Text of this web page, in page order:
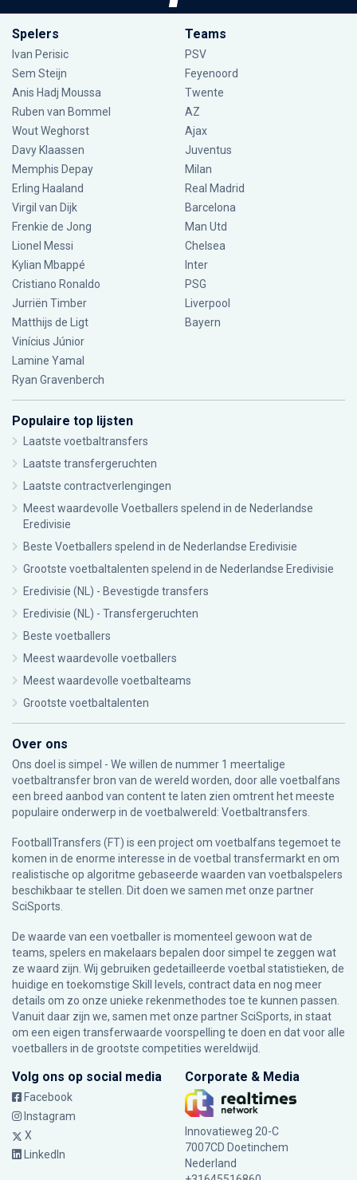
Spelers
Ivan Perisic
Sem Steijn
Anis Hadj Moussa
Ruben van Bommel
Wout Weghorst
Davy Klaassen
Memphis Depay
Erling Haaland
Virgil van Dijk
Frenkie de Jong
Lionel Messi
Kylian Mbappé
Cristiano Ronaldo
Jurriën Timber
Matthijs de Ligt
Vinícius Júnior
Lamine Yamal
Ryan Gravenberch
Teams
PSV
Feyenoord
Twente
AZ
Ajax
Juventus
Milan
Real Madrid
Barcelona
Man Utd
Chelsea
Inter
PSG
Liverpool
Bayern
Populaire top lijsten
Laatste voetbaltransfers
Laatste transfergeruchten
Laatste contractverlengingen
Meest waardevolle Voetballers spelend in de Nederlandse
Eredivisie
Beste Voetballers spelend in de Nederlandse Eredivisie
Grootste voetbaltalenten spelend in de Nederlandse Eredivisie
Eredivisie (NL) - Bevestigde transfers
Eredivisie (NL) - Transfergeruchten
Beste voetballers
Meest waardevolle voetballers
Meest waardevolle voetbalteams
Grootste voetbaltalenten
Over ons
Ons doel is simpel - We willen de nummer 1 meertalige
voetbaltransfer bron van de wereld worden, door alle voetbalfans
een breed aanbod van content te laten zien omtrent het meeste
populaire onderwerp in de voetbalwereld: Voetbaltransfers.
FootballTransfers (FT) is een project om voetbalfans tegemoet te
komen in de enorme interesse in de voetbal transfermarkt en om
realistische op algoritme gebaseerde waarden van voetbalspelers
beschikbaar te stellen. Dit doen we samen met onze partner
SciSports
De waarde van een voetballer is momenteel gewoon wat de
teams, spelers en makelaars bepalen door simpel te zeggen wat
ze waard zijn. Wij gebruiken gedetailleerde voetbal statistieken, de
huidige en toekomstige Skill levels, contract data en nog meer
details om zo onze unieke rekenmethodes toe te kunnen passen.
Vanuit daar zijn we, samen met onze partner SciSports, in staat
om een eigen transferwaarde voorspelling te doen en dat voor alle
voetballers in de grootste competities wereldwijd.
Volg ons op social media
Facebook
Instagram
X
LinkedIn
Corporate & Media
Innovatieweg 20-C
7007CD Doetinchem
Nederland